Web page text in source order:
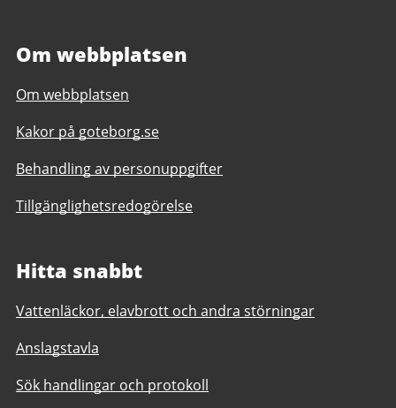
Om webbplatsen
Om webbplatsen
Kakor på goteborg.se
Behandling av personuppgifter
Tillgänglighetsredogörelse
Hitta snabbt
Vattenläckor, elavbrott och andra störningar
Anslagstavla
Sök handlingar och protokoll